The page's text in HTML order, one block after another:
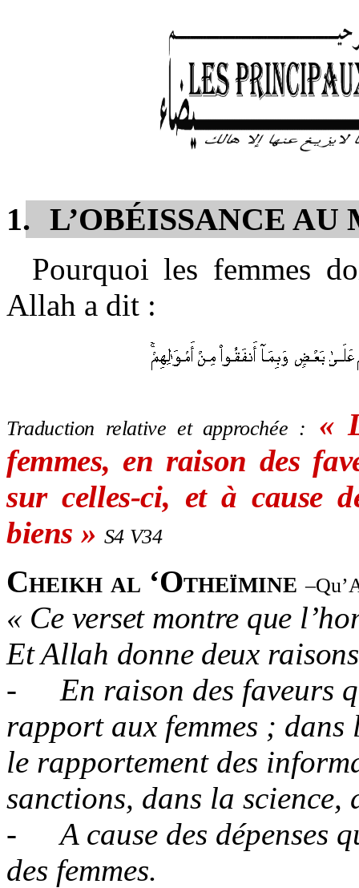
1. L’OBÉISSANCE
Pourquoi les femmes
Allah a dit :
Traduction relative et approchée :
«
femmes, en raison des
sur celles-ci, et à cause
biens » S4 V34
Cheikh al ‘Otheïmine
« Ce verset montre que
Et Allah donne deux
-
En raison des faveurs
rapport aux femmes ; dans
le rapportement des
sanctions, dans la science,
-
A cause des dépenses
des femmes.